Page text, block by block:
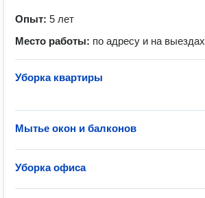
Опыт: 5 лет
Место работы: по адресу и на выездах
Уборка квартиры
Мытье окон и балконов
Уборка офиса